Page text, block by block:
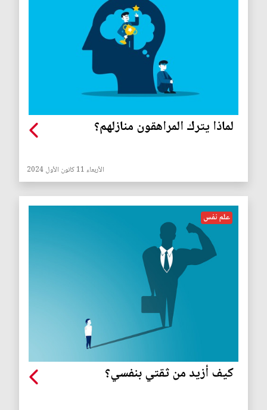
لماذا يترك المراهقون منازلهم؟
الأربعاء 11 كانون الأول 2024
علم نفس
كيف أزيد من ثقتي بنفسي؟